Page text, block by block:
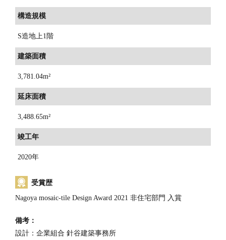
構造規模
S造地上1階
建築面積
3,781.04m²
延床面積
3,488.65m²
竣工年
2020年
受賞歴
Nagoya mosaic-tile Design Award 2021 非住宅部門 入賞
備考：
設計：企業組合 針谷建築事務所